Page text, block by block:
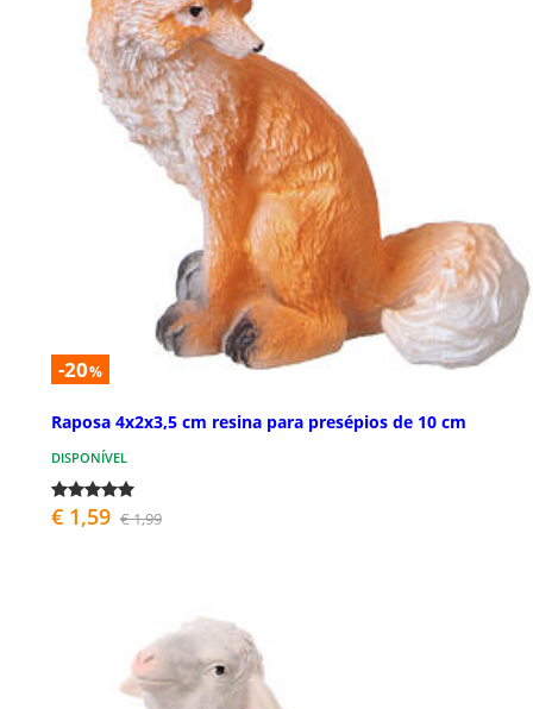
-20%
Raposa 4x2x3,5 cm resina para presépios de 10 cm
DISPONÍVEL
€ 1,59 € 1,99